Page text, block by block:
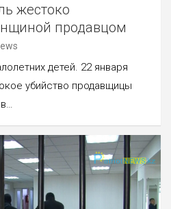
жестоко
продавцом
детей. 22 января
убийство продавщицы